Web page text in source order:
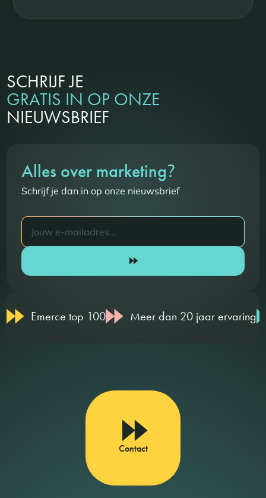
SCHRIJF JE
GRATIS IN OP ONZE
NIEUWSBRIEF
Alles over marketing?
Schrijf je dan in op onze nieuwsbrief
Emerce top 100 Meer dan 20 jaar ervaring
Contact